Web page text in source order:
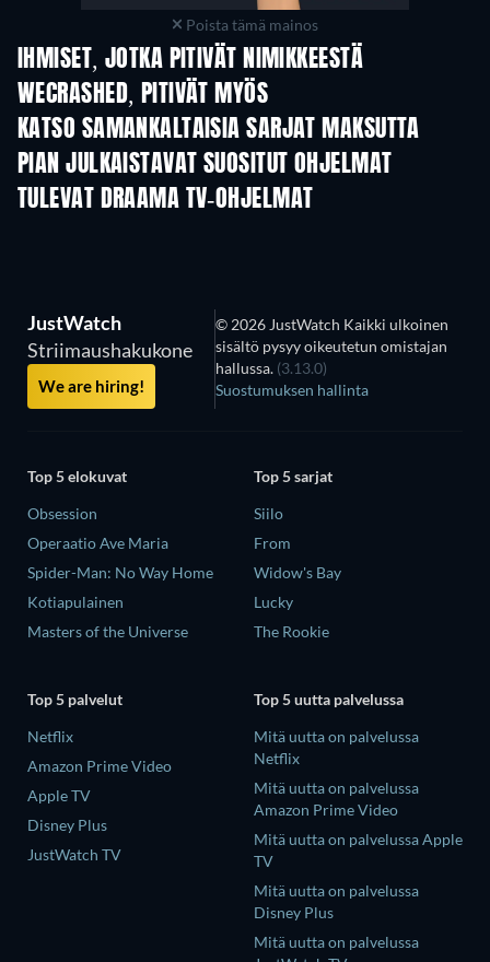
Poista tämä mainos
IHMISET, JOTKA PITIVÄT NIMIKKEESTÄ
WECRASHED, PITIVÄT MYÖS
KATSO SAMANKALTAISIA SARJAT MAKSUTTA
TV TV
PIAN JULKAISTAVAT SUOSITUT OHJELMAT
TV TV
TULEVAT DRAAMA TV-OHJELMAT
Kausi 6 Kausi 2
JustWatch
Striimaushakukone
We are hiring!
© 2026 JustWatch Kaikki ulkoinen
sisältö pysyy oikeutetun omistajan
hallussa. (3.13.0)
Suostumuksen hallinta
Top 5 elokuvat
Obsession
Operaatio Ave Maria
Spider-Man: No Way Home
Kotiapulainen
Masters of the Universe
Top 5 sarjat
Siilo
From
Widow's Bay
Lucky
The Rookie
Top 5 palvelut
Netflix
Amazon Prime Video
Apple TV
Disney Plus
JustWatch TV
Top 5 uutta palvelussa
Mitä uutta on palvelussa
Netflix
Mitä uutta on palvelussa
Amazon Prime Video
Mitä uutta on palvelussa Apple
TV
Mitä uutta on palvelussa
Disney Plus
Mitä uutta on palvelussa